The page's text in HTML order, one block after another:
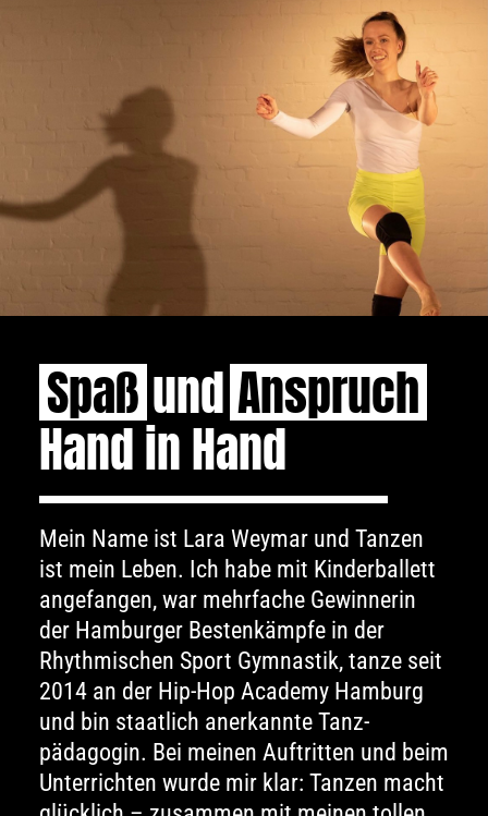
Spaß undAnspruch
Hand in Hand
Mein Name ist Lara Weymar und Tanzen
ist mein Leben. Ich habe mit Kinderballett
angefangen, war mehrfache Gewinnerin
der Hamburger Bestenkämpfe in der
Rhythmischen Sport Gymnastik, tanze seit
2014 an der Hip-Hop Academy Hamburg
und bin staatlich anerkannte Tanz­
pädagogin. Bei meinen Auftritten und beim
Unterrichten wurde mir klar: Tanzen macht